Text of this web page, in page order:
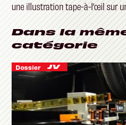
une illustration tape-à-l’œil sur
Dans la
catégorie
Dossier